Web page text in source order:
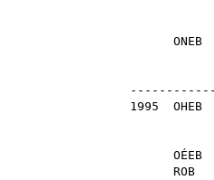
ONEB
1995 OHEB
OÉEB
ROB